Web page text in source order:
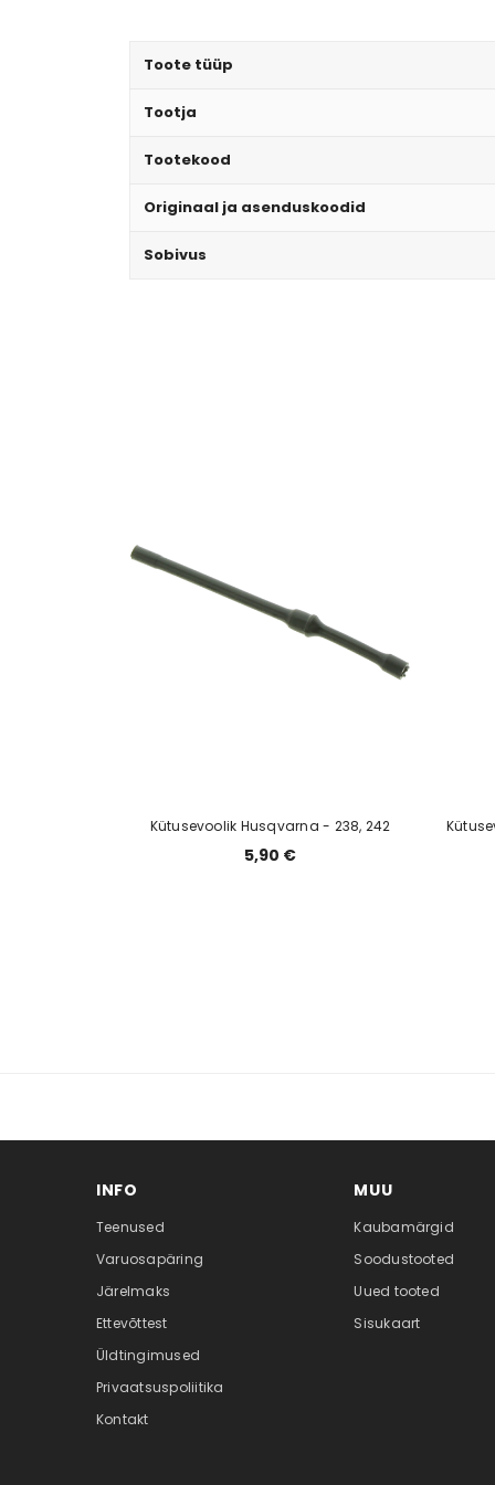
Toote tüüp
Tootja
Tootekood
Originaal ja asenduskoodid
Sobivus
Kütusevoolik Husqvarna - 238, 242
5,90 €
INFO
Teenused
Varuosapäring
Järelmaks
Ettevõttest
Üldtingimused
Privaatsuspoliitika
Kontakt
MUU
Kaubamärgid
Soodustooted
Uued tooted
Sisukaart